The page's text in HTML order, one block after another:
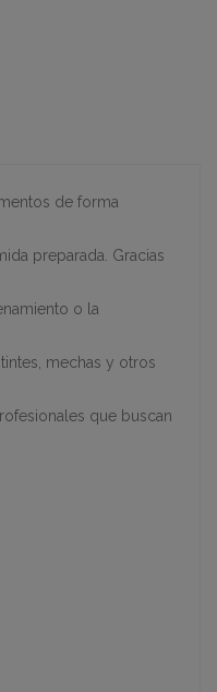
de forma
preparada. Gracias
o la
mechas y otros
que buscan